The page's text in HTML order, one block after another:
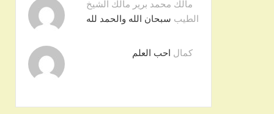
مالك محمد برير مالك الشيخ
الطيب سبحان الله والحمد لله
كمال احب العلم